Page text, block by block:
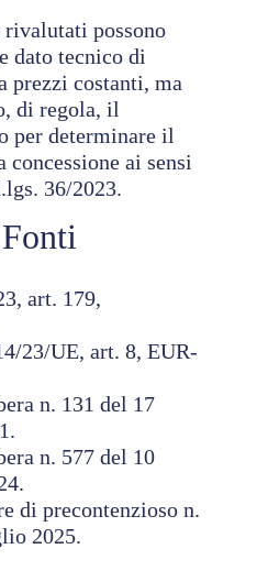
possono
dato tecnico di
prezzi costanti, ma
di regola, il
per determinare il
ai sensi
36/2023.
art. 179,
23/UE, art. 8, EUR-
n. 131 del 17
n. 577 del 10
di precontenzioso n.
2025.